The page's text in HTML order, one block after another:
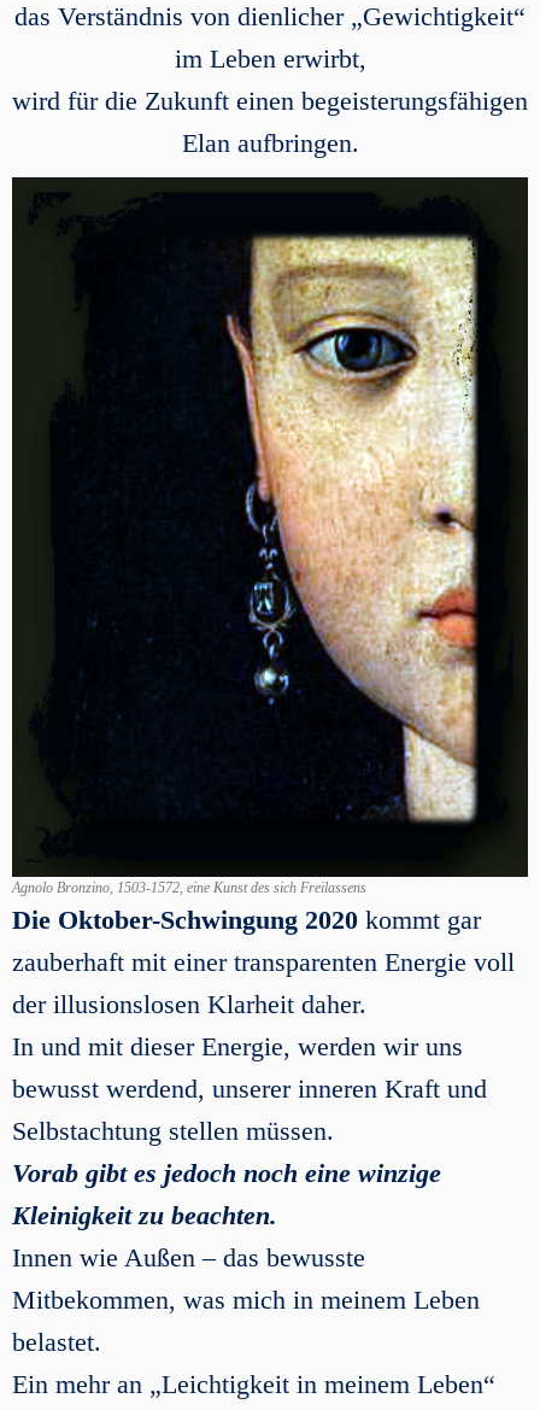
das Verständnis von dienlicher „Gewichtigkeit“
im Leben erwirbt,
wird für die Zukunft einen begeisterungsfähigen
Elan aufbringen.
Agnolo Bronzino, 1503-1572, eine Kunst des sich Freilassens
Die Oktober-Schwingung 2020 kommt gar
zauberhaft mit einer transparenten Energie voll
der illusionslosen Klarheit daher.
In und mit dieser Energie, werden wir uns
bewusst werdend, unserer inneren Kraft und
Selbstachtung stellen müssen.
Vorab gibt es jedoch noch eine winzige
Kleinigkeit zu beachten.
Innen wie Außen – das bewusste
Mitbekommen, was mich in meinem Leben
belastet.
Ein mehr an „Leichtigkeit in meinem Leben“